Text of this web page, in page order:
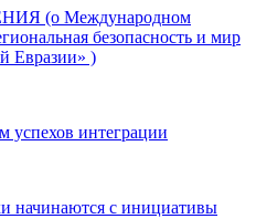
(о Международном
безопасность и мир
Евразии» )
интеграции
начинаются с инициативы